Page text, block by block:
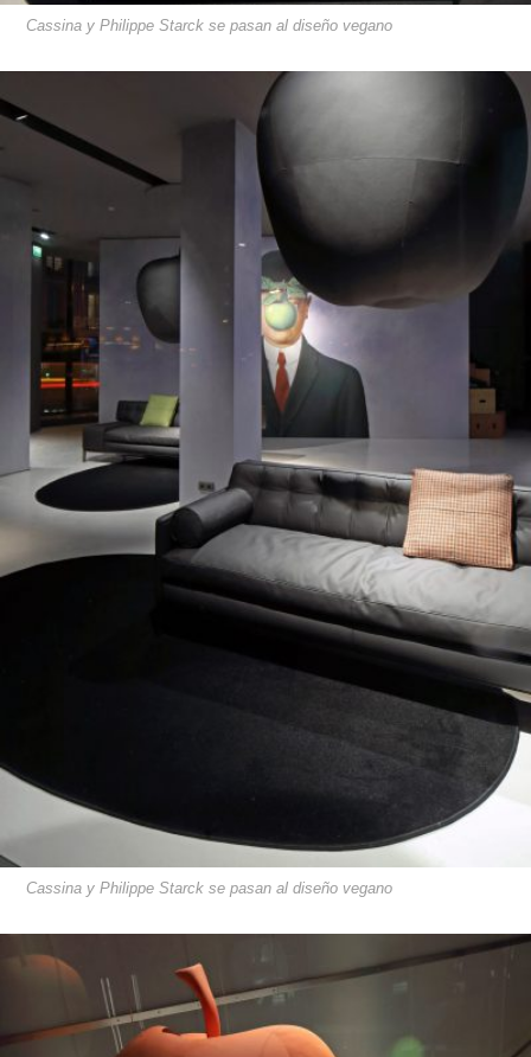
Cassina y Philippe Starck se pasan al diseño vegano
Cassina y Philippe Starck se pasan al diseño vegano